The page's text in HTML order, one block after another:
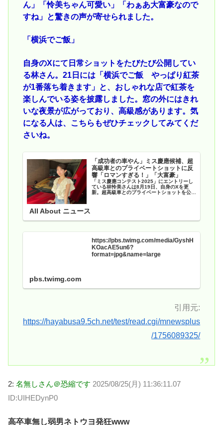
ん」「怜美ちゃん可愛い」「わぁあ大富豪なので
すね」と驚きの声が寄せられました。
「横浜でご飯」
自身のXにて日常ショットをたびたび公開してい
る林さん。21日には「横浜でご飯 やっぱり紅茶
が1番落ち着きます」と、おしゃれな店で紅茶を
楽しんでいる姿を披露しました。窓の外にはきれ
いな夜景が広がっており、高級感があります。気
になる人は、こちらもぜひチェックしてみてくだ
さいね。
「成功者の車やん」ミス慶應候補、超
高級車とのプライベートショットに反
響「ロマンすぎる！」「大富豪」
「ミス慶應コンテスト2025」にエントリーし
ている林怜美さんは8月19日、自身のXを更
新。超高級車とのプライベートショットを公開
All About ニュース
https://pbs.twimg.com/media/GyshH
KOacAE5un6?
format=jpg&name=large
pbs.twimg.com
引用元:
https://hayabusa9.5ch.net/test/read.cgi/mnewsplus
/1756089325/
2: 名無しさん＠恐縮です 2025/08/25(月) 11:36:11.07
ID:UIHEDynP0
高卒車無し弱男ネトウヨ発狂www